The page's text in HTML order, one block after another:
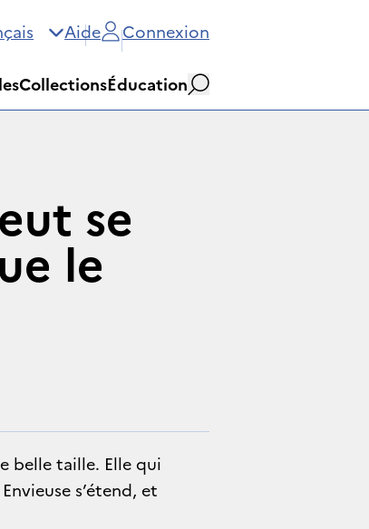
Aide Connexion
CollectionsÉducation
Rechercher
se
le
belle taille. Elle qui
s’étend, et